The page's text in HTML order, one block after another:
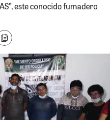
este conocido fumadero